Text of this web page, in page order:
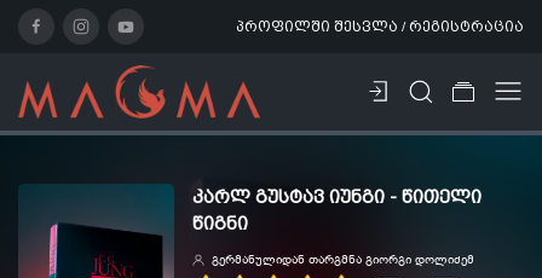
პროფილში შესვლა / რეგისტრაცია
ᲙᲐᲠᲚ ᲒᲣᲡᲢᲐᲕ ᲘᲣᲜᲒᲘ - ᲬᲘᲗᲔᲚᲘ
ᲬᲘᲒᲜᲘ
გერმანულიდან თარგმნა გიორგი დოლიძემ